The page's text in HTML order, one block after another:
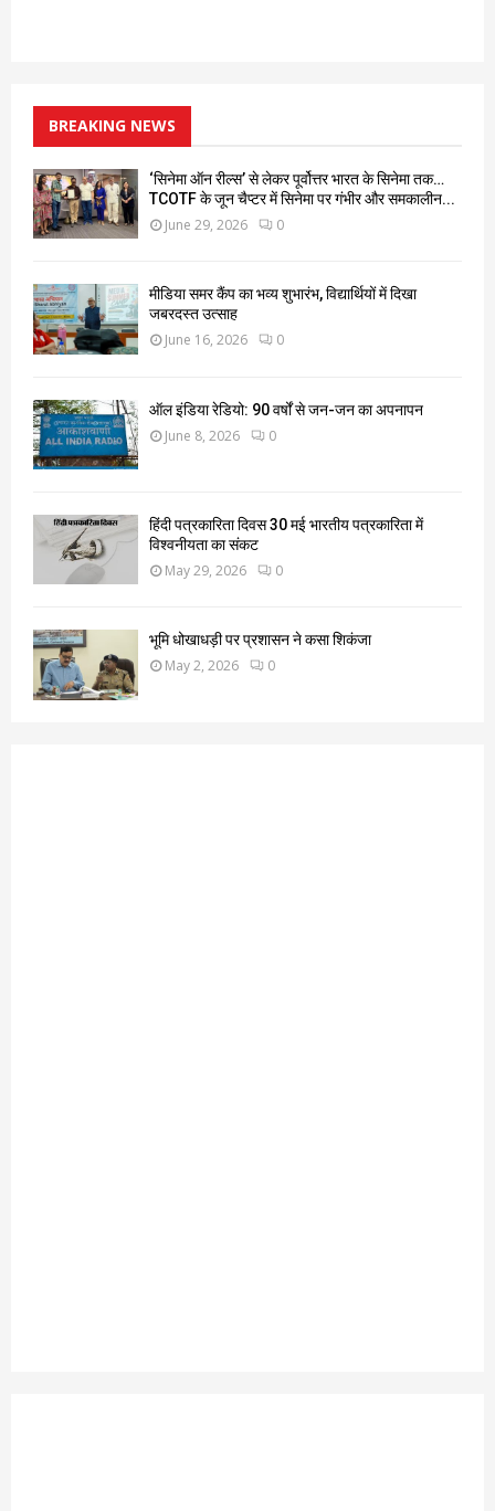
BREAKING NEWS
‘सिनेमा ऑन रील्स’ से लेकर पूर्वोत्तर भारत के सिनेमा तक…
TCOTF के जून चैप्टर में सिनेमा पर गंभीर और समकालीन...
June 29, 2026 0
मीडिया समर कैंप का भव्य शुभारंभ, विद्यार्थियों में दिखा
जबरदस्त उत्साह
June 16, 2026 0
ऑल इंडिया रेडियो: 90 वर्षों से जन-जन का अपनापन
June 8, 2026 0
हिंदी पत्रकारिता दिवस 30 मई भारतीय पत्रकारिता में
विश्वनीयता का संकट
May 29, 2026 0
भूमि धोखाधड़ी पर प्रशासन ने कसा शिकंजा
May 2, 2026 0